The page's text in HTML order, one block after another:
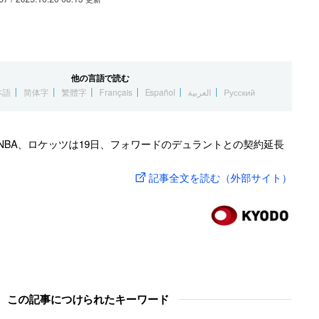
他の言語で読む
語 简体字 繁體字 Français Español العربية Русский
、ロケッツは19日、フォワードのデュラントとの契約延長
記事全文を読む（外部サイト）
この記事につけられたキーワード